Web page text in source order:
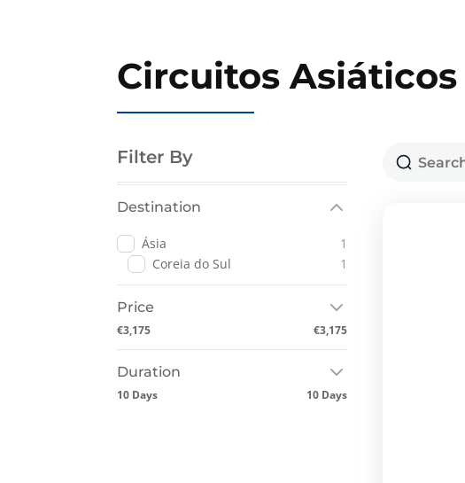
Circuitos Asiáticos
Filter By
Destination
Ásia
1
Coreia do Sul
1
Price
€3,175 €3,175
Duration
10 Days 10 Days